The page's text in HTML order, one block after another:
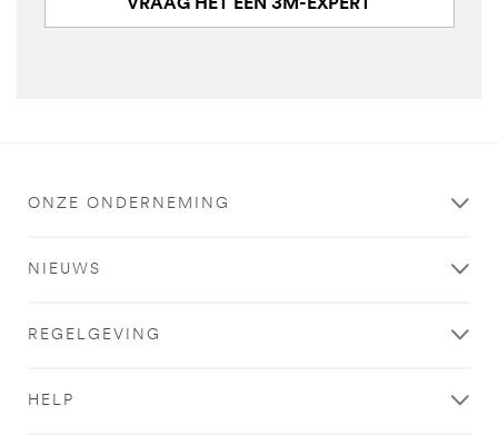
VRAAG HET EEN 3M-EXPERT
ONZE ONDERNEMING
NIEUWS
REGELGEVING
HELP